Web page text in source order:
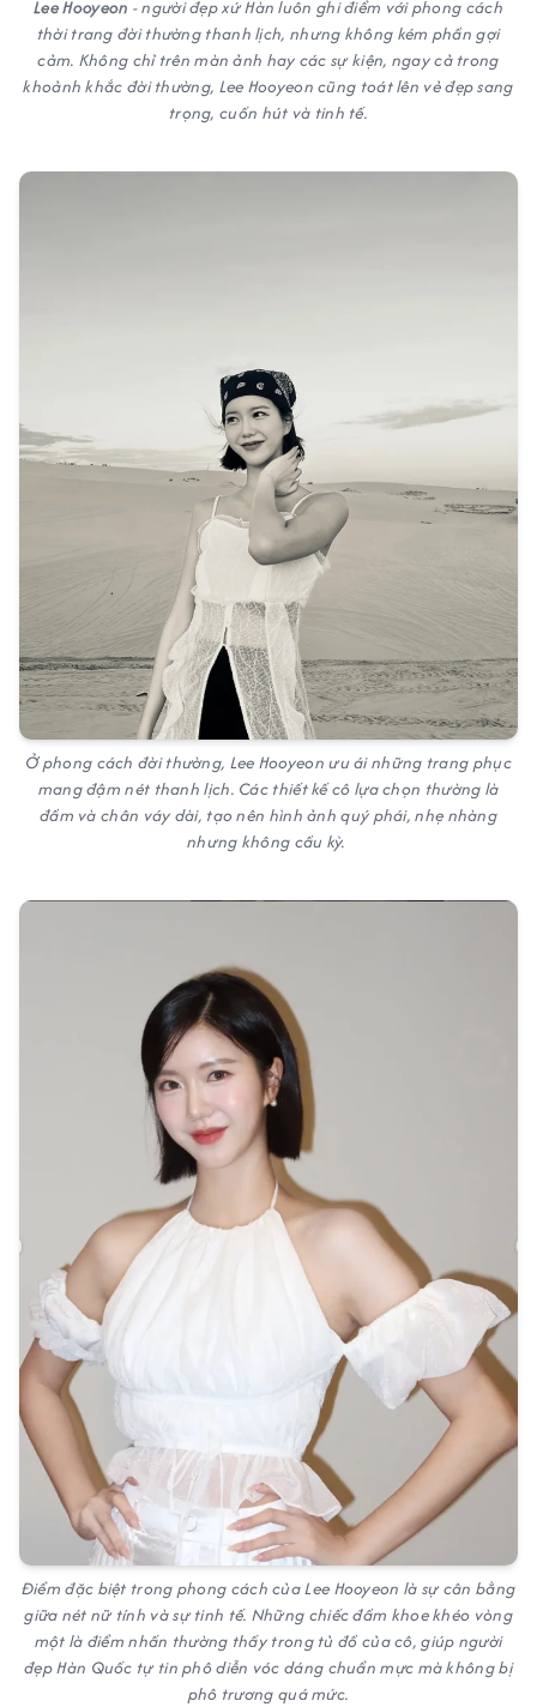
Lee Hooyeon - người đẹp xứ Hàn luôn ghi điểm với phong cách
thời trang đời thường thanh lịch, nhưng không kém phần gợi
cảm. Không chỉ trên màn ảnh hay các sự kiện, ngay cả trong
khoảnh khắc đời thường, Lee Hooyeon cũng toát lên vẻ đẹp sang
trọng, cuốn hút và tinh tế.
Ở phong cách đời thường, Lee Hooyeon ưu ái những trang phục
mang đậm nét thanh lịch. Các thiết kế cô lựa chọn thường là
đầm và chân váy dài, tạo nên hình ảnh quý phái, nhẹ nhàng
nhưng không cầu kỳ.
Điểm đặc biệt trong phong cách của Lee Hooyeon là sự cân bằng
giữa nét nữ tính và sự tinh tế. Những chiếc đầm khoe khéo vòng
một là điểm nhấn thường thấy trong tủ đồ của cô, giúp người
đẹp Hàn Quốc tự tin phô diễn vóc dáng chuẩn mực mà không bị
phô trương quá mức.